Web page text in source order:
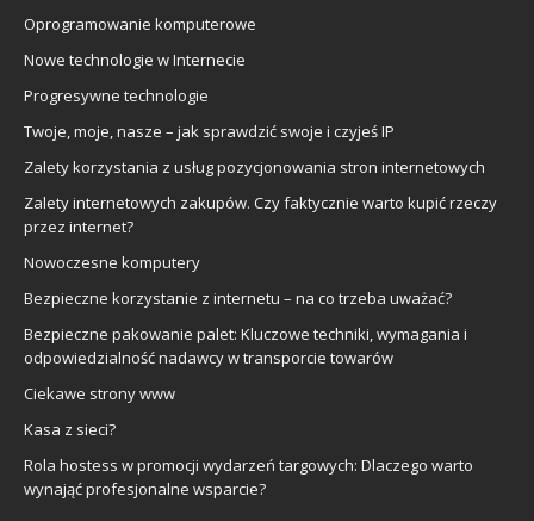
Oprogramowanie komputerowe
Nowe technologie w Internecie
Progresywne technologie
Twoje, moje, nasze – jak sprawdzić swoje i czyjeś IP
Zalety korzystania z usług pozycjonowania stron internetowych
Zalety internetowych zakupów. Czy faktycznie warto kupić rzeczy
przez internet?
Nowoczesne komputery
Bezpieczne korzystanie z internetu – na co trzeba uważać?
Bezpieczne pakowanie palet: Kluczowe techniki, wymagania i
odpowiedzialność nadawcy w transporcie towarów
Ciekawe strony www
Kasa z sieci?
Rola hostess w promocji wydarzeń targowych: Dlaczego warto
wynająć profesjonalne wsparcie?